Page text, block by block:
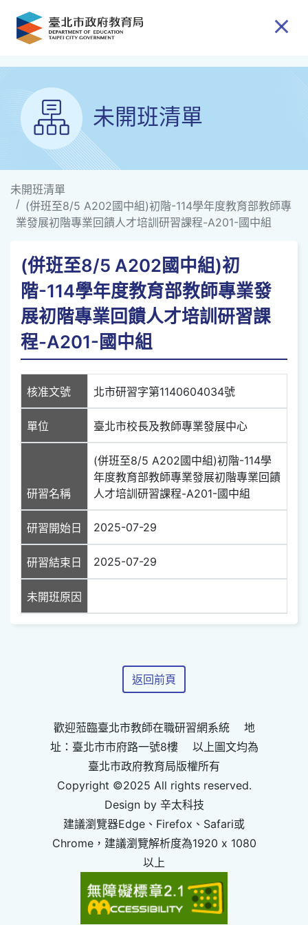
跳到主要內容
未開班清單
未開班清單
(併班至8/5 A202國中組)初階-114學年度教育部教師專
業發展初階專業回饋人才培訓研習課程-A201-國中組
(併班至8/5 A202國中組)初
階-114學年度教育部教師專業發
展初階專業回饋人才培訓研習課
程-A201-國中組
核准文號 北市研習字第1140604034號
單位 臺北市校長及教師專業發展中心
研習名稱
(併班至8/5 A202國中組)初階-114學
年度教育部教師專業發展初階專業回饋
人才培訓研習課程-A201-國中組
研習開始日 2025-07-29
研習結束日 2025-07-29
未開班原因
返回前頁
歡迎蒞臨臺北市教師在職研習網系統 地
址：臺北市市府路一號8樓 以上圖文均為
臺北市政府教育局版權所有
Copyright ©2025 All rights reserved.
Design by 辛太科技
建議瀏覽器Edge、Firefox、Safari或
Chrome，建議瀏覽解析度為1920 x 1080
以上